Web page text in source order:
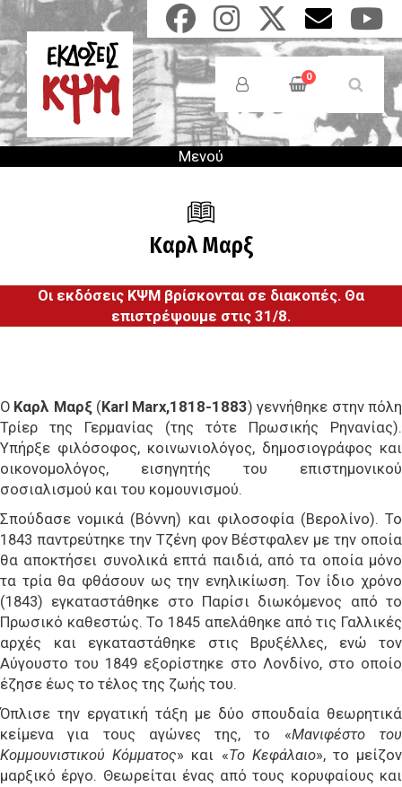
Παράκαμψη
προς
το
κυρίως
περιεχόμενο
Anonymous
Users
Menu
0
Μενού
Καρλ Μαρξ
Οι εκδόσεις ΚΨΜ βρίσκονται σε διακοπές. Θα
επιστρέψουμε στις 31/8.
Ο Καρλ Μαρξ (Karl Marx,1818-1883) γεννήθηκε στην πόλη
Τρίερ της Γερμανίας (της τότε Πρωσικής Ρηνανίας).
Υπήρξε φιλόσοφος, κοινωνιολόγος, δημοσιογράφος και
οικονομολόγος, εισηγητής του επιστημονικού
σοσιαλισμού και του κομουνισμού.
Σπούδασε νομικά (Βόννη) και φιλοσοφία (Βερολίνο). Το
1843 παντρεύτηκε την Τζένη φον Βέστφαλεν με την οποία
θα αποκτήσει συνολικά επτά παιδιά, από τα οποία μόνο
τα τρία θα φθάσουν ως την ενηλικίωση. Τον ίδιο χρόνο
(1843) εγκαταστάθηκε στο Παρίσι διωκόμενος από το
Πρωσικό καθεστώς. Το 1845 απελάθηκε από τις Γαλλικές
αρχές και εγκαταστάθηκε στις Βρυξέλλες, ενώ τον
Αύγουστο του 1849 εξορίστηκε στο Λονδίνο, στο οποίο
έζησε έως το τέλος της ζωής του.
Όπλισε την εργατική τάξη με δύο σπουδαία θεωρητικά
κείμενα για τους αγώνες της, το «Μανιφέστο του
Κομμουνιστικού Κόμματος» και «Το Κεφάλαιο», το μείζον
μαρξικό έργο. Θεωρείται ένας από τους κορυφαίους και